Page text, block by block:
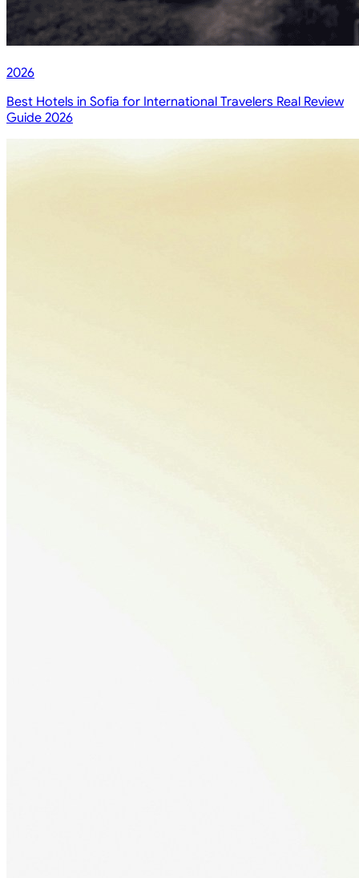
2026
Best Hotels in Sofia for International Travelers Real Review
Guide 2026